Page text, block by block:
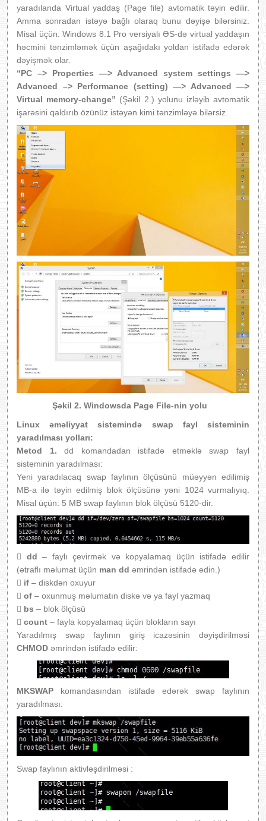
yaradılanda Virtual yaddaş (Page file) avtomatik təyin edilir.
Amma sonradan istəyə bağlı olaraq bunu dəyişə bilərsiniz.
Misal üçün: Windows 8.1 Pro versiyalı ƏS-də virtual yaddaşın
həcmini tənzimləmək üçün aşağıdakı yoldan istifadə edərək
dəyişmək olar.
“PC –> Properties —> Advanced system settings —>
Advanced –> Performance (setting) —> Advanced —>
Virtual memory-change” (Şəkil 2.) yolunu izləyib avtomatik
işarəsini qaldırıb özünüz istəyən kimi tənzimləyə bilərsiz.
Şəkil 2. Windowsda Page File-nin yolu
Linux əməliyyat sistemində swap fayl sisteminin
yaradılması yolları:
Metod 1. dd komandadan istifadə etməklə swap fayl
sisteminin yaradılması:
Yeni yaradılacaq swap faylının ölçüsünü müəyyən edilimiş
MB-a ilə təyin edilmiş blok ölçüsünə yəni 1024 vurmalıyıq.
Misal üçün: 5 MB swap faylının blok ölçüsü 5120-dir.
 dd – faylı çevirmək və kopyalamaq üçün istifadə edilir
(ətraflı məlumat üçün man dd əmrindən istifadə edin.)
 if – diskdən oxuyur
 of – oxunmuş məlumatın diskə və ya fayl yazmaq
 bs – blok ölçüsü
 count – fayla kopyalamaq üçün blokların sayı
Yaradılmış swap faylının giriş icazəsinin dəyişdirilməsi
CHMOD əmrindən istifadə edilir:
MKSWAP komandasından istifadə edərək swap faylının
yaradılması:
Swap faylının aktivləşdirilməsi :